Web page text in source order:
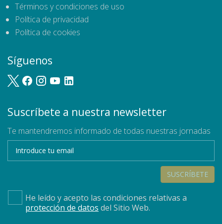
Términos y condiciones de uso
Política de privacidad
Política de cookies
Síguenos
Suscríbete a nuestra newsletter
Te mantendremos informado de todas nuestras jornadas
SUSCRÍBETE
He leído y acepto las condiciones relativas a
protección de datos del Sitio Web.